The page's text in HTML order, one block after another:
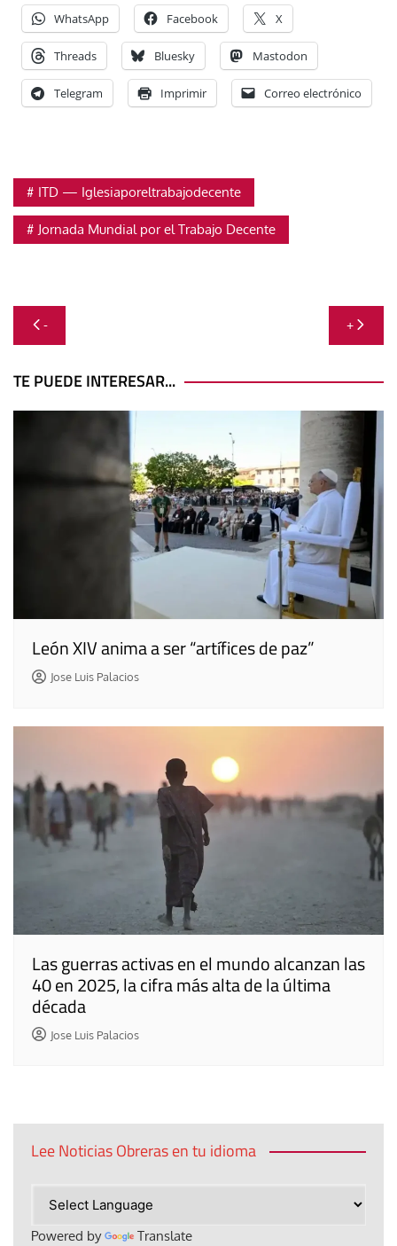
WhatsApp Facebook X
Threads Bluesky Mastodon
Telegram Imprimir Correo electrónico
ITD — Iglesiaporeltrabajodecente
Jornada Mundial por el Trabajo Decente
Navegación
de
entradas
- +
TE PUEDE INTERESAR...
León XIV anima a ser “artífices de paz”
Jose Luis Palacios
Las guerras activas en el mundo alcanzan las
40 en 2025, la cifra más alta de la última
década
Jose Luis Palacios
Lee Noticias Obreras en tu idioma
Powered by Translate